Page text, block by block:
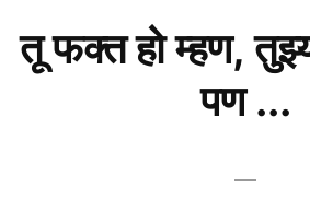
तू फक्त हो म्हण,
पण ...